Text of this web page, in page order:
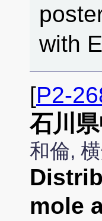
with
[P2-
石川
和倫,
mole